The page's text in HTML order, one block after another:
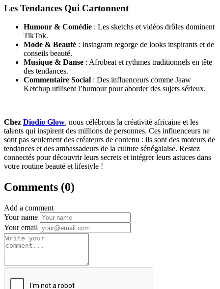
Les Tendances Qui Cartonnent
Humour & Comédie : Les sketchs et vidéos drôles dominent
TikTok.
Mode & Beauté : Instagram regorge de looks inspirants et de
conseils beauté.
Musique & Danse : Afrobeat et rythmes traditionnels en tête
des tendances.
Commentaire Social : Des influenceurs comme Jaaw
Ketchup utilisent l’humour pour aborder des sujets sérieux.
Chez Diodio Glow, nous célébrons la créativité africaine et les
talents qui inspirent des millions de personnes. Ces influenceurs ne
sont pas seulement des créateurs de contenu : ils sont des moteurs de
tendances et des ambassadeurs de la culture sénégalaise. Restez
connectés pour découvrir leurs secrets et intégrer leurs astuces dans
votre routine beauté et lifestyle !
Comments (0)
Add a comment
Your name
Your email